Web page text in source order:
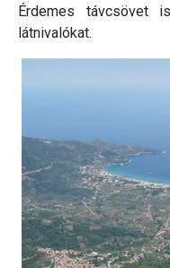
Érdemes távcsövet
látnivalókat.